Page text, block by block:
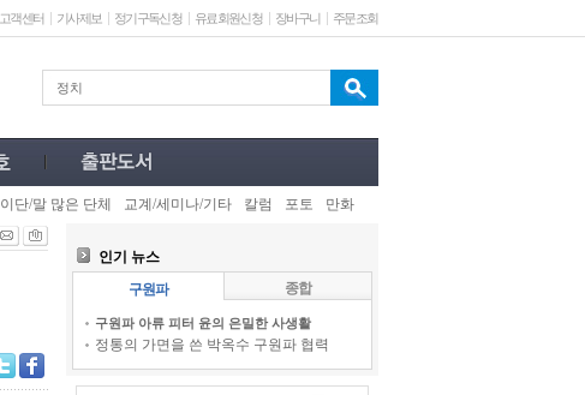
고객센터 기사제보 정기구독신청 유료회원신청 장바구니 주문조회
이단/말 많은 단체 교계/세미나/기타 칼럼 포토 만화
인기 뉴스
구원파
종합
구원파 아류 피터 윤의 은밀한 사생활
정통의 가면을 쓴 박옥수 구원파 협력